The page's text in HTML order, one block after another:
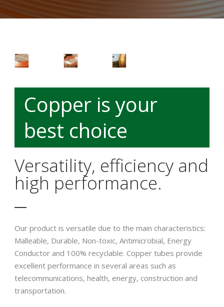
Copper is your
best choice
Versatility, efficiency and
high performance.
Our product is versatile due to the main characteristics:
Malleable, Durable, Non-toxic, Antimicrobial, Energy
Conductor and 100% recyclable. Copper tubes provide
excellent performance in several areas such as
telecommunications, health, energy, construction and
transportation.